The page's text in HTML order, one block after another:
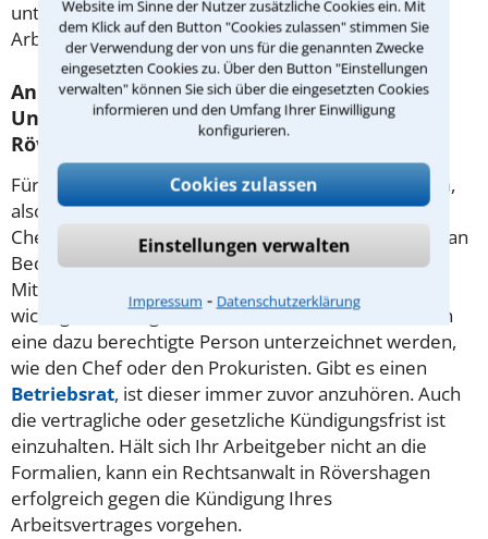
Website im Sinne der Nutzer zusätzliche Cookies ein. Mit
dem Klick auf den Button "Cookies zulassen" stimmen Sie
der Verwendung der von uns für die genannten Zwecke
eingesetzten Cookies zu. Über den Button "Einstellungen
verwalten" können Sie sich über die eingesetzten Cookies
informieren und den Umfang Ihrer Einwilligung
konfigurieren.
Cookies zulassen
Einstellungen verwalten
Impressum ⁃ Datenschutzerklärung
unterstützen, gegen dieKündigungIhres
Arbeitsvertrages vorzugehen.
An welche Formalien muss sich ein
Unternehmen bei einer Kündigung in
Rövershagen halten?
Für diesen Anlass ist die Schriftform vorgeschrieben,
also auf Papier mit eigenhändiger Unterschrift des
Chefs. Das Ende des Arbeitsverhältnisses darf nicht an
Bedingungen geknüpft werden, deren Eintritt der
Mitarbeiter nicht beeinflussen kann, etwa einen
wichtigen Auftrag. Ein solches Schreiben muss durch
eine dazu berechtigte Person unterzeichnet werden,
wie den Chef oder den Prokuristen. Gibt es einen
Betriebsrat, ist dieser immer zuvor anzuhören. Auch
die vertragliche oder gesetzliche Kündigungsfrist ist
einzuhalten. Hält sich Ihr Arbeitgeber nicht an die
Formalien, kann ein Rechtsanwalt in Rövershagen
erfolgreich gegen die Kündigung Ihres
Arbeitsvertrages vorgehen.